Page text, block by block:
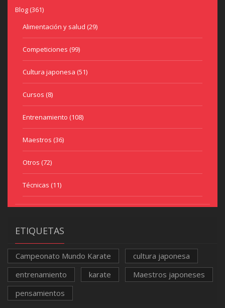
Blog (361)
Alimentación y salud (29)
Competiciones (99)
Cultura japonesa (51)
Cursos (8)
Entrenamiento (108)
Maestros (36)
Otros (72)
Técnicas (11)
ETIQUETAS
Campeonato Mundo Karate
cultura japonesa
entrenamiento
karate
Maestros japoneses
pensamientos